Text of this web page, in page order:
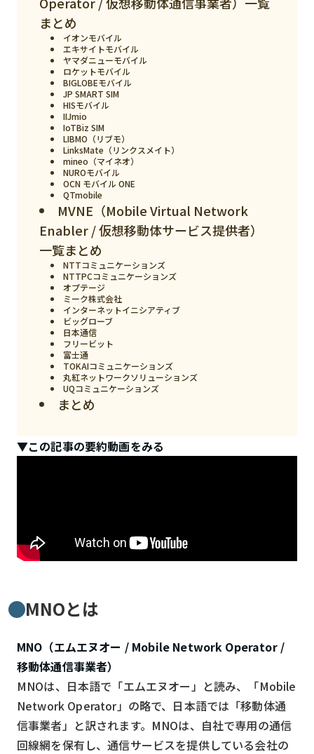
まとめ
イオンモバイル
エキサイトモバイル
ヤマダニューモバイル
ロケットモバイル
BIGLOBEモバイル
JP SMART SIM
HISモバイル
IIJmio
IoTBiz SIM
LIBMO（リブモ）
LinksMate（リンクスメイト）
mineo（マイネオ）
NUROモバイル
OCN モバイル ONE
QTmobile
MVNE（Mobile Virtual Network
Enabler / 仮想移動体サービス提供者）
一覧まとめ
NTTコミュニケーションズ
NTTPCコミュニケーションズ
オプテージ
ミーク株式会社
インターネットイニシアティブ
ビッグローブ
日本通信
フリービット
富士通
TOKAIコミュニケーションズ
丸紅ネットワークソリューションズ
UQコミュニケーションズ
まとめ
▼この記事の要約動画をみる
MNOとは
MNO（エムエヌオー / Mobile Network Operator /
移動体通信事業者）
MNOは、日本語で「エムエヌオー」と読み、「Mobile
Network Operator」の略で、日本語では「移動体通
信事業者」と訳されます。MNOは、自社で専用の通信
回線網を保有し、通信サービスを提供している会社の